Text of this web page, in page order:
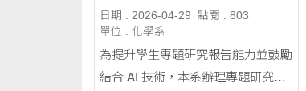
日期 : 2026-04-29
點閱 : 803
單位 : 化學系
為提升學生專題研究報告能力並鼓勵
結合 AI 技術，本系辦理專題研究成